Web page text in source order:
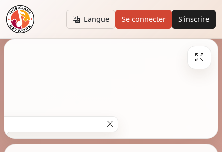
Langue Se connecter S'inscrire